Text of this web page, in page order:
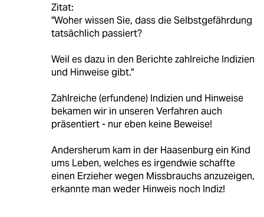
Zitat:
"Woher wissen Sie, dass die Selbstgefährdung
tatsächlich passiert?
Weil es dazu in den Berichte zahlreiche Indizien
und Hinweise gibt."
Zahlreiche (erfundene) Indizien und Hinweise
bekamen wir in unseren Verfahren auch
präsentiert - nur eben keine Beweise!
Andersherum kam in der Haasenburg ein Kind
ums Leben, welches es irgendwie schaffte
einen Erzieher wegen Missbrauchs anzuzeigen,
erkannte man weder Hinweis noch Indiz!